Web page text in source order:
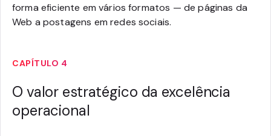
forma eficiente em vários formatos — de páginas da
Web a postagens em redes sociais.
CAPÍTULO 4
O valor estratégico da excelência
operacional